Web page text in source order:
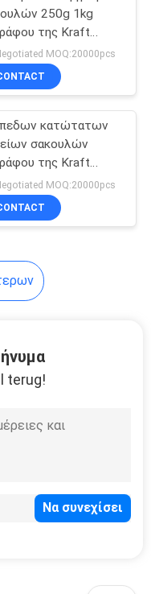
Pet
250g 1kg
της Kraft
τσάντες με μια
τρόπων
MOQ:20000pcs
κατώτατων
σακουλών
της Kraft
αλουμινίου
Gravure
120micron
MOQ:20000pcs
terug!